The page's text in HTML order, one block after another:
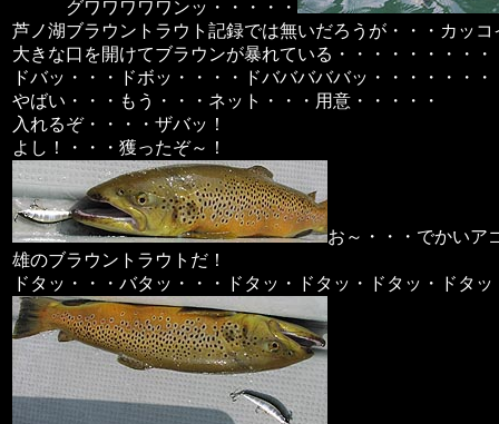
グワワワワワンッ・・・・・
芦ノ湖ブラウントラウト記録では無いだろうが・・・カッコ
大きな口を開けてブラウンが暴れている・・・・・・・・
ドバッ・・・ドボッ・・・・ドバババババッ・・・・・・・
やばい・・・もう・・・ネット・・・用意・・・・・
入れるぞ・・・・ザバッ！
よし！・・・獲ったぞ～！
お～・・・でかいア
雄のブラウントラウトだ！
ドタッ・・・バタッ・・・ドタッ・ドタッ・ドタッ・ドタ